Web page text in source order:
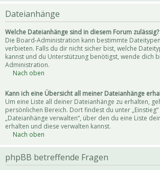
Dateianhänge
Welche Dateianhänge sind in diesem Forum zulässig?
Die Board-Administration kann bestimmte
verbieten. Falls du dir nicht sicher bist, welche
kannst und du Unterstützung benötigst, wende dich
Administration.
Nach oben
Kann ich eine Übersicht all meiner Dateianhänge
Um eine Liste all deiner Dateianhänge zu erhalten,
persönlichen Bereich. Dort findest du unter „Einstieg“
„Dateianhänge verwalten“, über den du eine Liste
erhalten und diese verwalten kannst.
Nach oben
phpBB betreffende Fragen